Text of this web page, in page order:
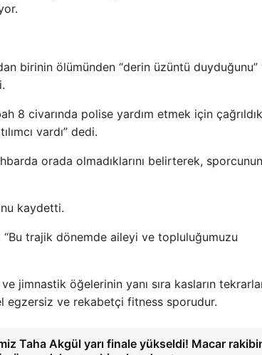
birinin ölümünden “derin üzüntü duyduğunu”
civarında polise yardım etmek için
vardı” dedi.
orada olmadıklarını belirterek, sporcunun
kaydetti.
trajik dönemde aileyi ve topluluğumuzu
jimnastik öğelerinin yanı sıra kasların
egzersiz ve rekabetçi fitness sporudur.
Taha Akgül yarı finale yükseldi! Macar